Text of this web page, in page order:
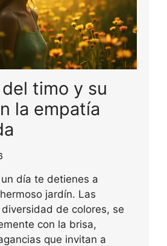
timo y su
la empatía
día te detienes a
jardín. Las
de colores, se
con la brisa,
que invitan a